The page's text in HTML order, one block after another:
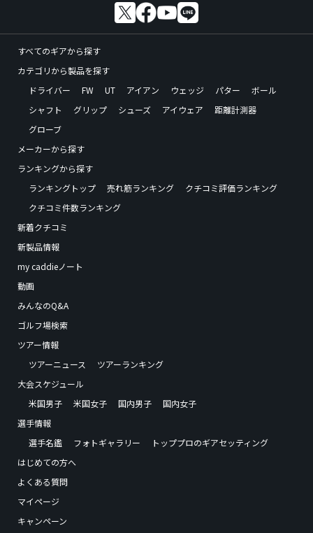
すべてのギアから探す
カテゴリから製品を探す
ドライバー
FW UT アイアン ウェッジ パター
ボール
シャフト
グリップ シューズ アイウェア
距離計測器
グローブ
メーカーから探す
ランキングから探す
ランキングトップ
売れ筋ランキング
クチコミ評価ランキング
クチコミ件数ランキング
新着クチコミ
新製品情報
my caddieノート
動画
みんなのQ&A
ゴルフ場検索
ツアー情報
ツアーニュース
ツアーランキング
大会スケジュール
米国男子
米国女子 国内男子
国内女子
選手情報
選手名鑑
フォトギャラリー
トッププロのギアセッティング
はじめての方へ
よくある質問
マイページ
キャンペーン